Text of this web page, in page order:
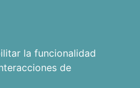
la funcionalidad
de